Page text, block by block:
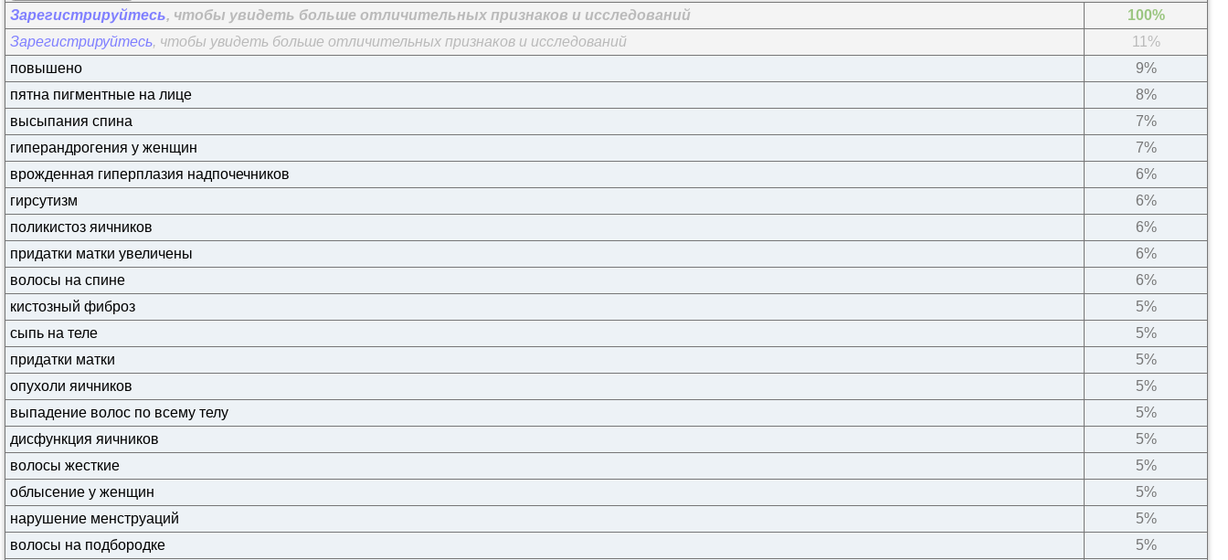
УЗИ органа
2%(0)
КТ органа
2%(0)
Измерения на приеме
2%(0)
Зарегистрируйтесь, чтобы увидеть больше отличительных признаков и исследований
100%
Зарегистрируйтесь, чтобы увидеть больше отличительных признаков и исследований
11%
повышено
9%
пятна пигментные на лице
8%
высыпания спина
7%
гиперандрогения у женщин
7%
врожденная гиперплазия надпочечников
6%
гирсутизм
6%
поликистоз яичников
6%
придатки матки увеличены
6%
волосы на спине
6%
кистозный фиброз
5%
сыпь на теле
5%
придатки матки
5%
опухоли яичников
5%
выпадение волос по всему телу
5%
дисфункция яичников
5%
волосы жесткие
5%
облысение у женщин
5%
нарушение менструаций
5%
волосы на подбородке
5%